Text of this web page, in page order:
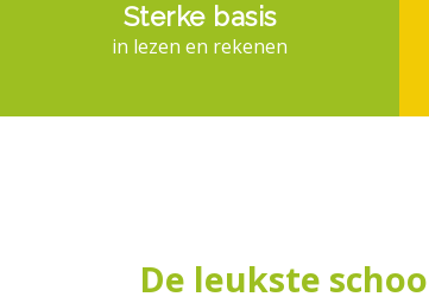
Sterke basis
in lezen en rekenen
De leukste